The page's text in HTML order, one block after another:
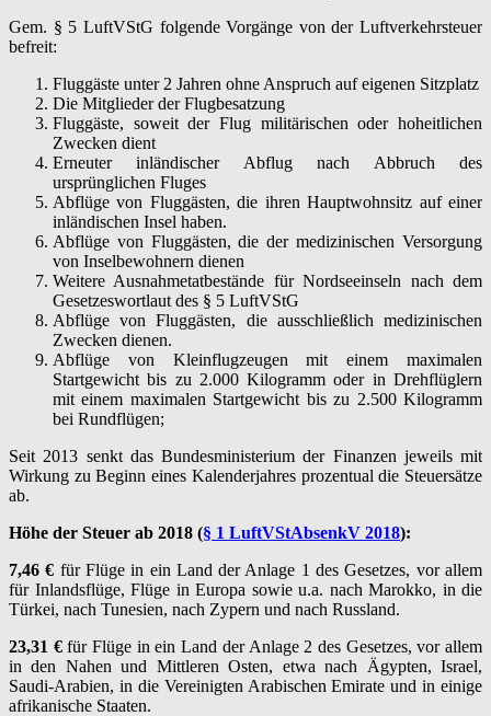
Gem. § 5 LuftVStG folgende Vorgänge von der Luftverkehrsteuer
befreit:
Fluggäste unter 2 Jahren ohne Anspruch auf eigenen Sitzplatz
Die Mitglieder der Flugbesatzung
Fluggäste, soweit der Flug militärischen oder hoheitlichen
Zwecken dient
Erneuter inländischer Abflug nach Abbruch des
ursprünglichen Fluges
Abflüge von Fluggästen, die ihren Hauptwohnsitz auf einer
inländischen Insel haben.
Abflüge von Fluggästen, die der medizinischen Versorgung
von Inselbewohnern dienen
Weitere Ausnahmetatbestände für Nordseeinseln nach dem
Gesetzeswortlaut des § 5 LuftVStG
Abflüge von Fluggästen, die ausschließlich medizinischen
Zwecken dienen.
Abflüge von Kleinflugzeugen mit einem maximalen
Startgewicht bis zu 2.000 Kilogramm oder in Drehflüglern
mit einem maximalen Startgewicht bis zu 2.500 Kilogramm
bei Rundflügen;
Seit 2013 senkt das Bundesministerium der Finanzen jeweils mit
Wirkung zu Beginn eines Kalenderjahres prozentual die Steuersätze
ab.
Höhe der Steuer ab 2018 (§ 1 LuftVStAbsenkV 2018):
7,46 € für Flüge in ein Land der Anlage 1 des Gesetzes, vor allem
für Inlandsflüge, Flüge in Europa sowie u.a. nach Marokko, in die
Türkei, nach Tunesien, nach Zypern und nach Russland.
23,31 €für Flüge in ein Land der Anlage 2 des Gesetzes, vor allem
in den Nahen und Mittleren Osten, etwa nach Ägypten, Israel,
Saudi-Arabien, in die Vereinigten Arabischen Emirate und in einige
afrikanische Staaten.